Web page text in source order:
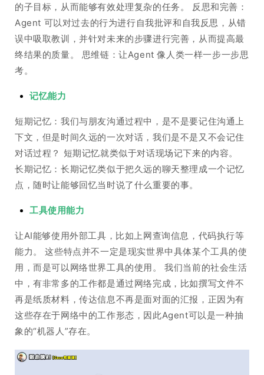
的子目标，从而能够有效处理复杂的任务。 反思和完善：
Agent 可以对过去的行为进行自我批评和自我反思，从错
误中吸取教训，并针对未来的步骤进行完善，从而提高最
终结果的质量。 思维链：让Agent 像人类一样一步一步思
考。
记忆能力
短期记忆：我们与朋友沟通过程中，是不是要记住沟通上
下文，但是时间久远的一次对话，我们是不是又不会记住
对话过程？ 短期记忆就类似于对话现场记下来的内容。
长期记忆：长期记忆类似于把久远的聊天整理成一个记忆
点，随时让能够回忆当时说了什么重要的事。
工具使用能力
让AI能够使用外部工具，比如上网查询信息，代码执行等
能力。 这些特点并不一定是现实世界中具体某个工具的使
用，而是可以网络世界工具的使用。 我们当前的社会生活
中，有非常多的工作都是通过网络完成，比如撰写文件不
再是纸质材料，传达信息不再是面对面的汇报，正因为有
这些存在于网络中的工作形态，因此Agent可以是一种抽
象的“机器人”存在。